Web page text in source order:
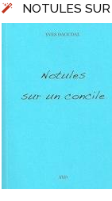
NOTULES